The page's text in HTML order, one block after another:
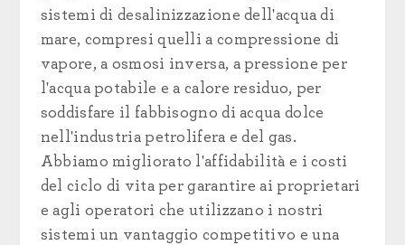
sistemi di desalinizzazione dell'acqua di
mare, compresi quelli a compressione di
vapore, a osmosi inversa, a pressione per
l'acqua potabile e a calore residuo, per
soddisfare il fabbisogno di acqua dolce
nell'industria petrolifera e del gas.
Abbiamo migliorato l'affidabilità e i costi
del ciclo di vita per garantire ai proprietari
e agli operatori che utilizzano i nostri
sistemi un vantaggio competitivo e una